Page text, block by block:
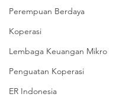
Perempuan Berdaya
Koperasi
Lembaga Keuangan Mikro
Penguatan Koperasi
ER Indonesia